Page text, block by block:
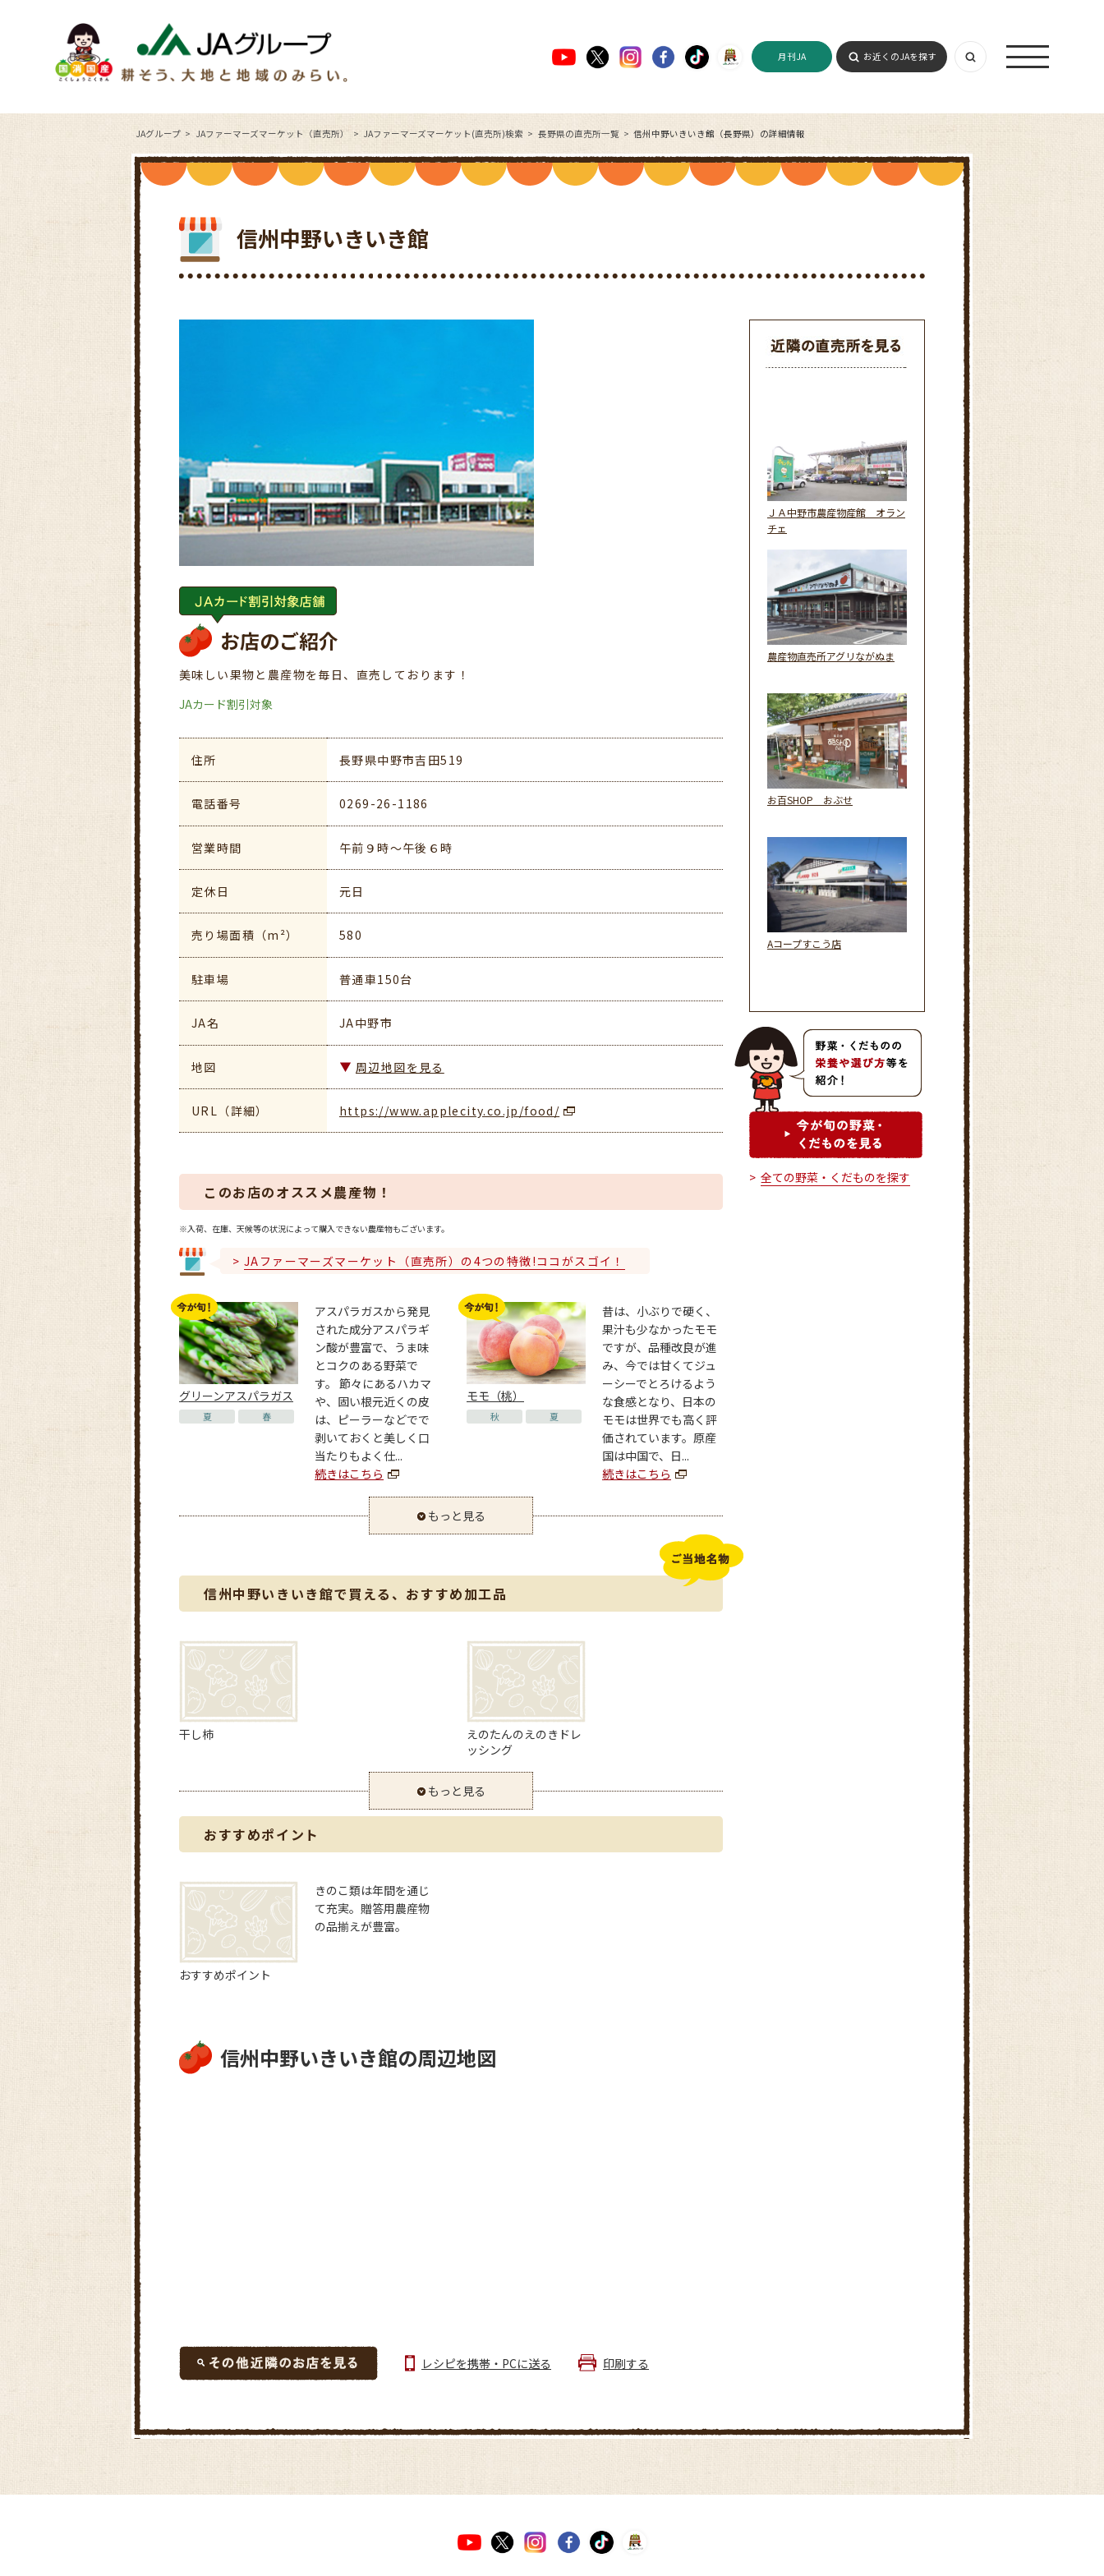
月刊JA お近くのJAを探す
JAグループ JAファーマーズマーケット（直売所） JAファーマーズマーケット(直売所)検索 長野県の直売所一覧 信州中野いきいき館（長野県）の詳細情報
信州中野いきいき館
お店のご紹介
美味しい果物と農産物を毎日、直売しております！
JAカード割引対象
住所 長野県中野市吉田519
電話番号 0269-26-1186
営業時間 午前９時～午後６時
定休日 元日
売り場面積（m²） 580
駐車場 普通車150台
JA名 JA中野市
地図 周辺地図を見る
URL（詳細） https://www.applecity.co.jp/food/
このお店のオススメ農産物！
※入荷、在庫、天候等の状況によって購入できない農産物もございます。
JAファーマーズマーケット（直売所）の4つの特徴!ココがスゴイ！
グリーンアスパラガス
夏 春
アスパラガスから発見
された成分アスパラギ
ン酸が豊富で、うま味
とコクのある野菜で
す。 節々にあるハカマ
や、固い根元近くの皮
は、ピーラーなどでで
剥いておくと美しく口
当たりもよく仕...
続きはこちら
モモ（桃）
秋 夏
昔は、小ぶりで硬く、
果汁も少なかったモモ
ですが、品種改良が進
み、今では甘くてジュ
ーシーでとろけるよう
な食感となり、日本の
モモは世界でも高く評
価されています。原産
国は中国で、日...
続きはこちら
もっと見る
信州中野いきいき館で買える、おすすめ加工品
干し柿
えのたんのえのきドレ
ッシング
もっと見る
おすすめポイント
おすすめポイント
きのこ類は年間を通じ
て充実。贈答用農産物
の品揃えが豊富。
信州中野いきいき館の周辺地図
レシピを携帯・PCに送る 印刷する
ＪＡ中野市農産物産館 オラン
チェ
農産物直売所アグリながぬま
お百SHOP おぶせ
Aコープすこう店
全ての野菜・くだものを探す